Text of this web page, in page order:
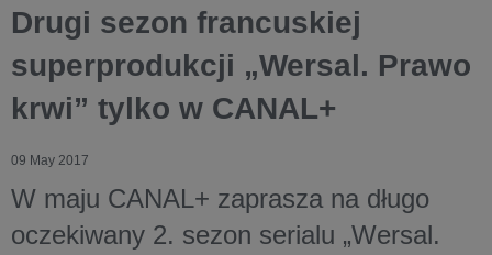
Drugi sezon francuskiej
superprodukcji „Wersal. Prawo
krwi” tylko w CANAL+
09 May 2017
W maju CANAL+ zaprasza na długo
oczekiwany 2. sezon serialu „Wersal.